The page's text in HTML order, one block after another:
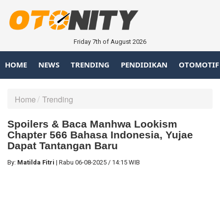
Friday 7th of August 2026
HOME NEWS TRENDING PENDIDIKAN OTOMOTIF
Home Trending
Spoilers & Baca Manhwa Lookism
Chapter 566 Bahasa Indonesia, Yujae
Dapat Tantangan Baru
By: Matilda Fitri | Rabu 06-08-2025 / 14:15 WIB